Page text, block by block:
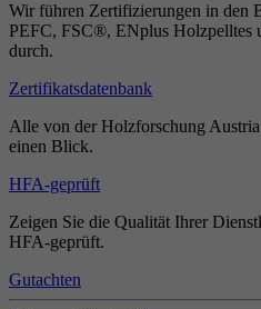
Wir führen Zertifizierungen in den
PEFC, FSC®, ENplus Holzpelltes
durch.
Zertifikatsdatenbank
Alle von der Holzforschung
einen Blick.
HFA-geprüft
Zeigen Sie die Qualität Ihrer
HFA-geprüft.
Gutachten